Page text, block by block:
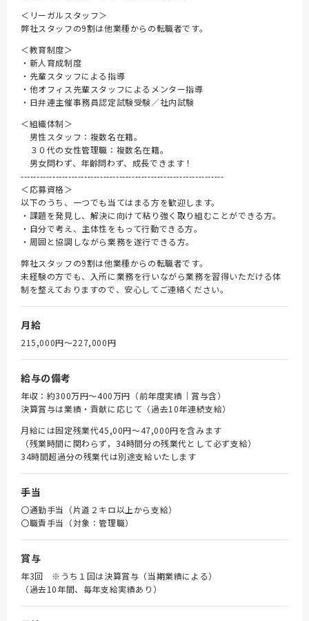
＜リーガルスタッフ＞
弊社スタッフの9割は他業種からの転職者です。
＜教育制度＞
・新人育成制度
・先輩スタッフによる指導
・他オフィス先輩スタッフによるメンター指導
・日弁連主催事務員認定試験受験／社内試験
＜組織体制＞
男性スタッフ：複数名在籍。
３０代の女性管理職：複数名在籍。
男女問わず、年齢問わず、成長できます！
----------------------------------------------------------------
＜応募資格＞
以下のうち、一つでも当てはまる方を歓迎します。
・課題を発見し、解決に向けて粘り強く取り組むことができる方。
・自分で考え、主体性をもって行動できる方。
・周囲と協調しながら業務を遂行できる方。
弊社スタッフの9割は他業種からの転職者です。
未経験の方でも、入所に業務を行いながら業務を習得いただける体
制を整えておりますので、安心してご連絡ください。
月給
215,000円〜227,000円
給与の備考
年収：約300万円～400万円（前年度実績｜賞与含）
決算賞与は業績・貢献に応じて（過去10年連続支給）
月給には固定残業代45,00円～47,000円を含みます
（残業時間に関わらず，34時間分の残業代として必ず支給）
34時間超過分の残業代は別途支給いたします
手当
〇通勤手当（片道２キロ以上から支給）
〇職責手当（対象：管理職）
賞与
年3回 ※うち１回は決算賞与（当期業績による）
（過去10年間、毎年支給実績あり）